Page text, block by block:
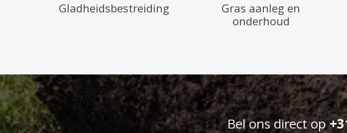
Gladheidsbestreiding
Gras aanleg en
onderhoud
Bel ons direct op